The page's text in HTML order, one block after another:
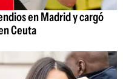
en Madrid y cargó
Ceuta